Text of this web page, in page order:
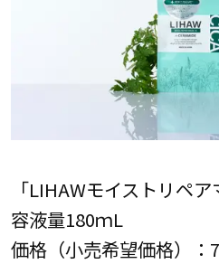
「LIHAWモイストリペ
容液量180ｍL
価格（小売希望価格）：